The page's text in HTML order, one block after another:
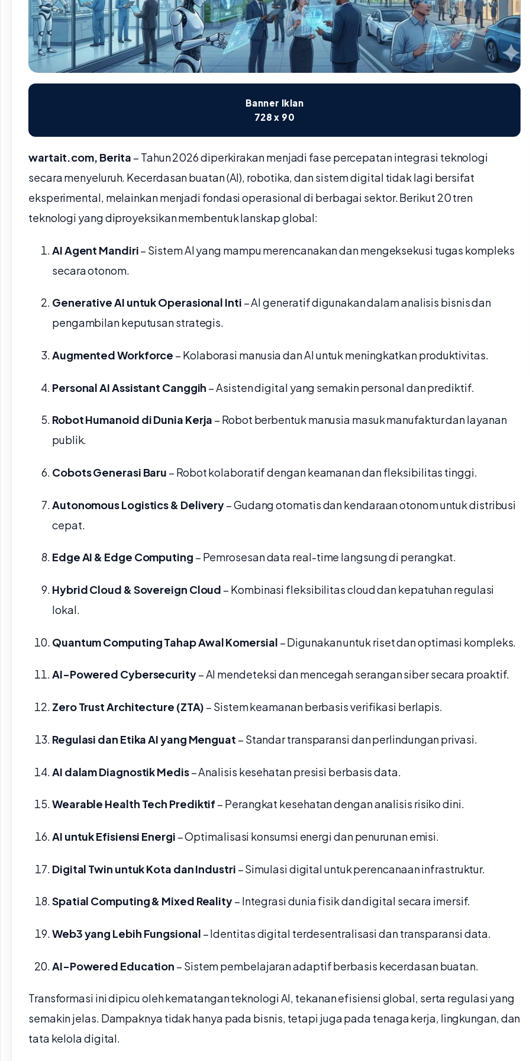
Banner Iklan
728 x 90
wartait.com, Berita – Tahun 2026 diperkirakan menjadi fase percepatan integrasi teknologi
secara menyeluruh. Kecerdasan buatan (AI), robotika, dan sistem digital tidak lagi bersifat
eksperimental, melainkan menjadi fondasi operasional di berbagai sektor. Berikut 20 tren
teknologi yang diproyeksikan membentuk lanskap global:
AI Agent Mandiri– Sistem AI yang mampu merencanakan dan mengeksekusi tugas kompleks
secara otonom.
Generative AI untuk Operasional Inti – AI generatif digunakan dalam analisis bisnis dan
pengambilan keputusan strategis.
Augmented Workforce – Kolaborasi manusia dan AI untuk meningkatkan produktivitas.
Personal AI Assistant Canggih – Asisten digital yang semakin personal dan prediktif.
Robot Humanoid di Dunia Kerja – Robot berbentuk manusia masuk manufaktur dan layanan
publik.
Cobots Generasi Baru – Robot kolaboratif dengan keamanan dan fleksibilitas tinggi.
Autonomous Logistics & Delivery– Gudang otomatis dan kendaraan otonom untuk distribusi
cepat.
Edge AI & Edge Computing – Pemrosesan data real-time langsung di perangkat.
Hybrid Cloud & Sovereign Cloud – Kombinasi fleksibilitas cloud dan kepatuhan regulasi
lokal.
Quantum Computing Tahap Awal Komersial – Digunakan untuk riset dan optimasi kompleks.
AI-Powered Cybersecurity– AI mendeteksi dan mencegah serangan siber secara proaktif.
Zero Trust Architecture (ZTA) – Sistem keamanan berbasis verifikasi berlapis.
Regulasi dan Etika AI yang Menguat – Standar transparansi dan perlindungan privasi.
AI dalam Diagnostik Medis– Analisis kesehatan presisi berbasis data.
Wearable Health Tech Prediktif – Perangkat kesehatan dengan analisis risiko dini.
AI untuk Efisiensi Energi – Optimalisasi konsumsi energi dan penurunan emisi.
Digital Twin untuk Kota dan Industri – Simulasi digital untuk perencanaan infrastruktur.
Spatial Computing & Mixed Reality– Integrasi dunia fisik dan digital secara imersif.
Web3 yang Lebih Fungsional – Identitas digital terdesentralisasi dan transparansi data.
AI-Powered Education – Sistem pembelajaran adaptif berbasis kecerdasan buatan.
Transformasi ini dipicu oleh kematangan teknologi AI, tekanan efisiensi global, serta regulasi yang
semakin jelas. Dampaknya tidak hanya pada bisnis, tetapi juga pada tenaga kerja, lingkungan, dan
tata kelola digital.